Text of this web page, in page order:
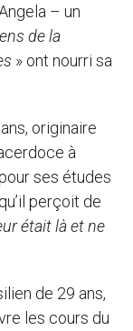
– un
de la
» ont nourri sa
originaire
à
ses études
perçoit de
était là et ne
de 29 ans,
les cours du